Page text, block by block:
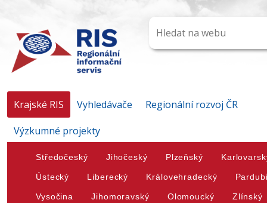
Krajské RIS Vyhledávače
Regionální rozvoj ČR
Výzkumné projekty
Středočeský Jihočeský Plzeňský
Ústecký Liberecký Královehradecký
Vysočina Jihomoravský Olomoucký Zlínský